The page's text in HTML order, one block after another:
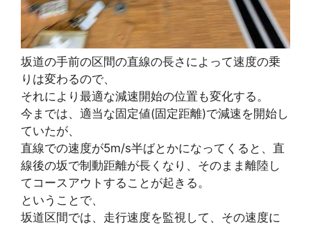
坂道の手前の区間の直線の長さによって速度の乗
りは変わるので、
それにより最適な減速開始の位置も変化する。
今までは、適当な固定値(固定距離)で減速を開始し
ていたが、
直線での速度が5m/s半ばとかになってくると、直
線後の坂で制動距離が長くなり、そのまま離陸し
てコースアウトすることが起きる。
ということで、
坂道区間では、走行速度を監視して、その速度に